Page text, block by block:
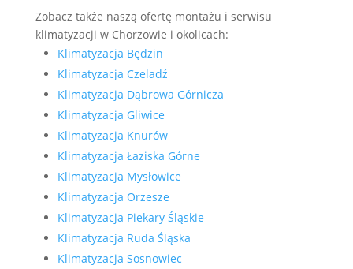
Zobacz także naszą ofertę montażu i serwisu
klimatyzacji w Chorzowie i okolicach:
Klimatyzacja Będzin
Klimatyzacja Czeladź
Klimatyzacja Dąbrowa Górnicza
Klimatyzacja Gliwice
Klimatyzacja Knurów
Klimatyzacja Łaziska Górne
Klimatyzacja Mysłowice
Klimatyzacja Orzesze
Klimatyzacja Piekary Śląskie
Klimatyzacja Ruda Śląska
Klimatyzacja Sosnowiec